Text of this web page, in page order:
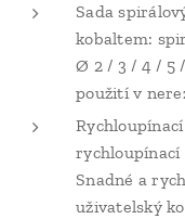
Sada
kobaltem:
Ø 2 / 3 / 4 / 5
použití v
rychloupínací
Snadné a
uživatelský